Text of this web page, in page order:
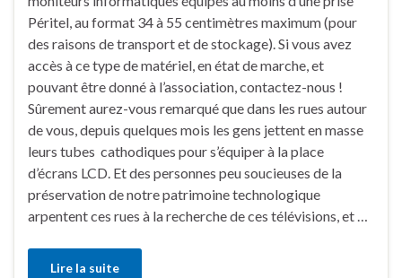
Péritel, au format 34 à 55 centimètres maximum (pour
des raisons de transport et de stockage). Si vous avez
accès à ce type de matériel, en état de marche, et
pouvant être donné à l’association, contactez-nous !
Sûrement aurez-vous remarqué que dans les rues autour
de vous, depuis quelques mois les gens jettent en masse
leurs tubes cathodiques pour s’équiper à la place
d’écrans LCD. Et des personnes peu soucieuses de la
préservation de notre patrimoine technologique
arpentent ces rues à la recherche de ces télévisions, et …
Lire la suite